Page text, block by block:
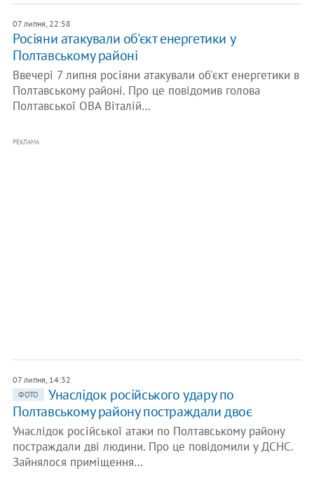
07 липня, 22:58
Росіяни атакували об'єкт енергетики у
Полтавському районі
Ввечері 7 липня росіяни атакували об'єкт енергетики в
Полтавському районі. Про це повідомив голова
Полтавської ОВА Віталій…
РЕКЛАМА
07 липня, 14:32
ФОТО
Унаслідок російського удару по
Полтавському району постраждали двоє
Унаслідок російської атаки по Полтавському району
постраждали дві людини. Про це повідомили у ДСНС.
Зайнялося приміщення…